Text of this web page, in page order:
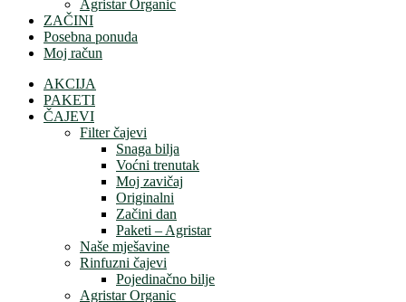
Agristar Organic
ZAČINI
Posebna ponuda
Moj račun
AKCIJA
PAKETI
ČAJEVI
Filter čajevi
Snaga bilja
Voćni trenutak
Moj zavičaj
Originalni
Začini dan
Paketi – Agristar
Naše mješavine
Rinfuzni čajevi
Pojedinačno bilje
Agristar Organic